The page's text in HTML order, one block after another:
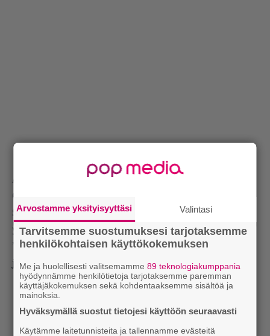
Ankkarockin jälkeen Tehosekoitin esiintyi vielä
Oulun Suomi-ilmiö-tapahtumassa.
Silminnäkijöiden mukaan Otto oli ottanut Korson
ylilyönnistä oppinsa ja bändi antoi
”täsmäpommituksellaan” yleisölle kunniakkaat
jäähyväiset.
Lue myös: Tilaa Rumban uutiskirje ja tiedät mistä
kahvitauolla puhutaan! Nappaa ajankohtaiset musiikin
Arvostamme yksityisyyttäsi Valintasi
Tarvitsemme suostumuksesi tarjotaksemme
henkilökohtaisen käyttökokemuksen
Me ja huolellisesti valitsemamme89 teknologiakumppania
hyödynnämme henkilötietoja tarjotaksemme paremman
käyttäjäkokemuksen sekä kohdentaaksemme sisältöä ja
mainoksia.
Hyväksymällä suostut tietojesi käyttöön seuraavasti
Käytämme laitetunnisteita ja tallennamme evästeitä